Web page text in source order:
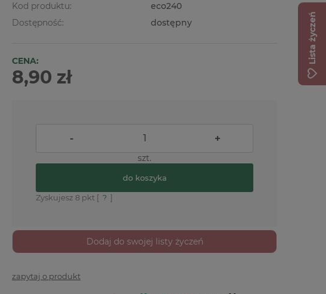
Kod produktu:
eco240
Dostępność:
dostępny
CENA:
8,90 zł
- +
szt.
do koszyka
Zyskujesz 8 pkt [ ? ]
Dodaj do swojej listy życzeń
zapytaj o produkt
Lista życzeń